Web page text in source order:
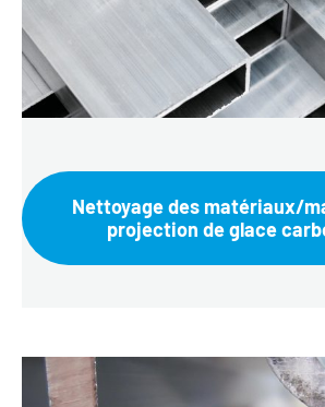
Nettoyage des matériaux/
projection de glace